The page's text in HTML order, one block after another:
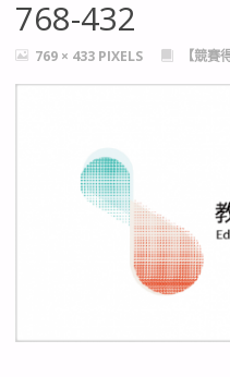
768-432
FULL769 × 433 PIXELS 【競